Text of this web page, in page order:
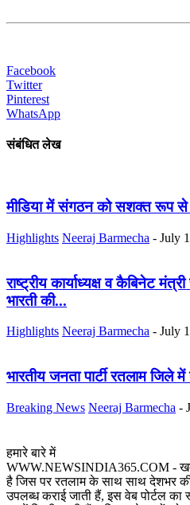
Facebook
Twitter
Pinterest
WhatsApp
संबंधित लेख
मीडिया में संगठन को सशक्त रूप से
Highlights Neeraj Barmecha - July
राष्ट्रीय कार्याध्यक्ष व कैबिनेट
भारती की...
Highlights Neeraj Barmecha - July
भारतीय जनता पार्टी रतलाम जिले
Breaking News Neeraj Barmecha -
हमारे बारे में
WWW.NEWSINDIA365.COM -
है जिस पर रतलाम के साथ साथ देशभर
उपलब्ध कराई जाती हैं, इस वेब पोर्टल का